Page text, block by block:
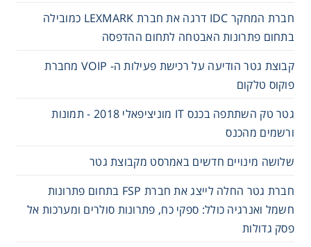
חברת המחקר IDC דרגה את חברת LEXMARK כמובילה
בתחום פתרונות האבטחה לתחום ההדפסה
קבוצת גטר הודיעה על רכישת פעילות ה- VOIP מחברת
פוקוס טלקום
גטר טק השתתפה בכנס IT מוניציפאלי 2018 - תמונות
ורשמים מהכנס
שלושה מינויים חדשים באמרסט מקבוצת גטר
חברת גטר החלה לייצג את חברת FSP בתחום פתרונות
חשמל ואנרגיה כולל: ספקי כח, פתרונות סולרים ומערכות אל
פסק גדולות